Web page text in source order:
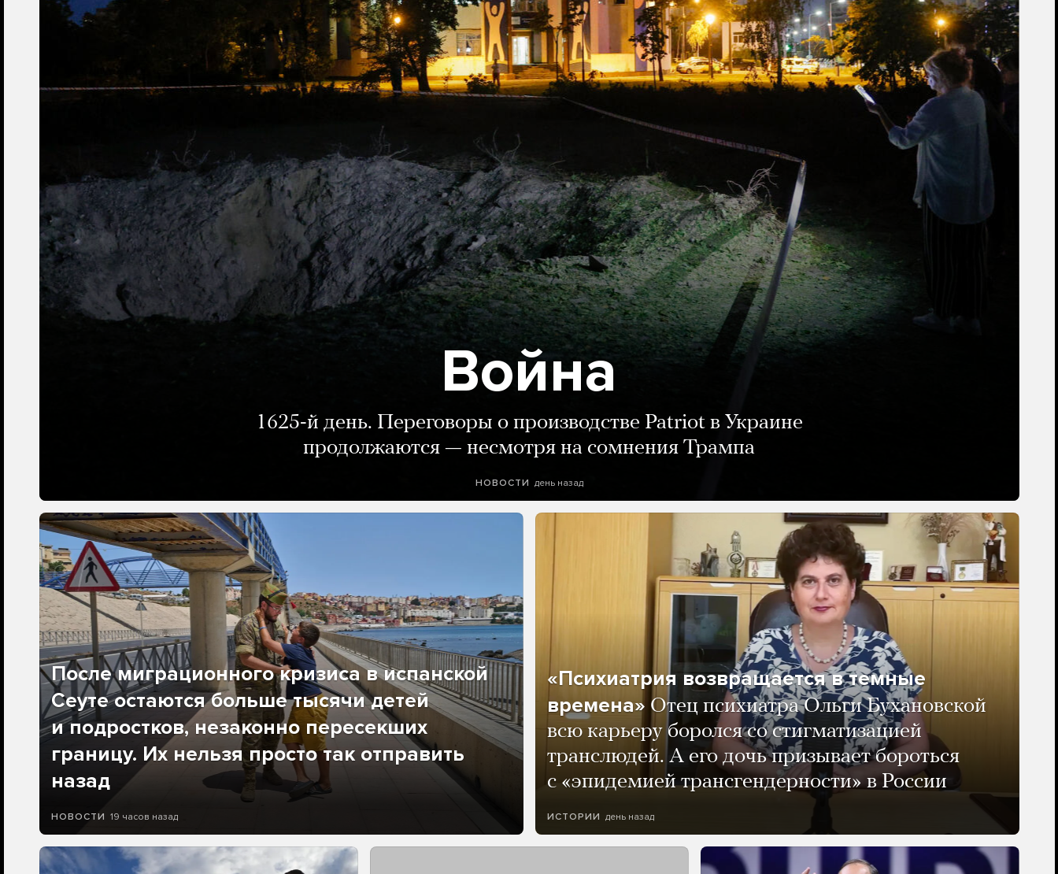
Война
1625-й день. Переговоры о производстве Patriot в Украине
продолжаются — несмотря на сомнения Трампа
НОВОСТИ день назад
После миграционного кризиса в испанской
Сеуте остаются больше тысячи детей
и подростков, незаконно пересекших
границу. Их нельзя просто так отправить
назад
НОВОСТИ 19 часов назад
«Психиатрия возвращается в темные
времена» Отец психиатра Ольги Бухановской
всю карьеру боролся со стигматизацией
транслюдей. А его дочь призывает бороться
с «эпидемией трансгендерности» в России
ИСТОРИИ день назад